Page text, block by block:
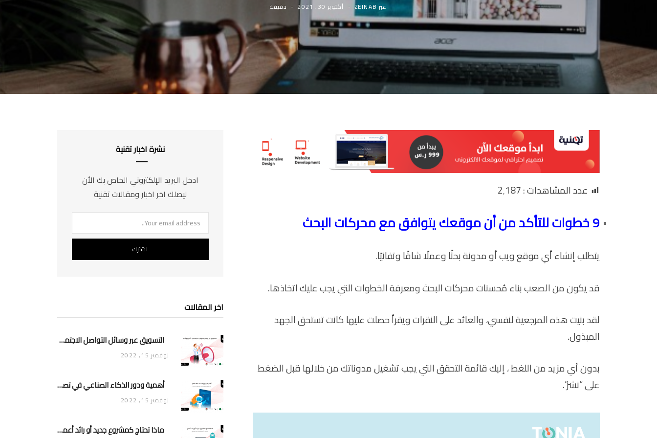
عبر ZEINAB أكتوبر 30, 2021 دقيقة
عدد المشاهدات :2٬187
9 خطوات للتأكد من أن موقعك يتوافق مع محركات البحث
يتطلب إنشاء أي موقع ويب أو مدونة بحثًا وعملًا شاقًا وتفانيًا.
قد يكون من الصعب بناء مُحسنات محركات البحث ومعرفة الخطوات التي يجب عليك اتخاذها.
لقد بنيت هذه المرجعية لنفسي، والعائد على النقرات ويقرأ حصلت عليها كانت تستحق الجهد
المبذول.
بدون أي مزيد من اللغط ، إليك قائمة التحقق التي يجب تشغيل مدوناتك من خلالها قبل الضغط
على “نشر”.
نشرة اخبار تقنية
ادخل البريد الإلكتروني الخاص بك الأن
ليصلك اخر اخبار ومقالات تقنية
اخر المقالات
التسويق عبر وسائل التواصل الاجتماعي .. أسرار وأفكار
نوفمبر 15, 2022
أهمية ودور الذكاء الصناعي في تصميم وتشغيل تطبيقات الجوال
نوفمبر 15, 2022
ماذا تحتاج كمشروع جديد أو رائد أعمال لتحقيق تأثير وانتشار في السوق